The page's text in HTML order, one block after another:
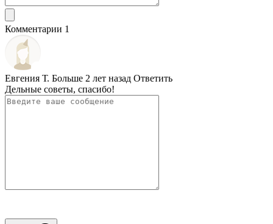
Комментарии 1
Евгения Т. Больше 2 лет назад Ответить
Дельные советы, спасибо!